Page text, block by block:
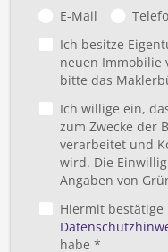
E-Mail
Ich besitze
neuen Immobilie
bitte das
Ich willige ein,
zum Zwecke der
verarbeitet und
wird. Die
Angaben von
Hiermit bestätige
habe *